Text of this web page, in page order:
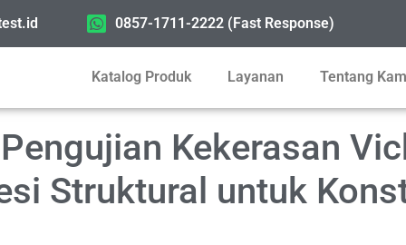
0857-1711-2222 (Fast Response)
Katalog Produk Layanan Tentang
Kekerasan
Struktural untuk